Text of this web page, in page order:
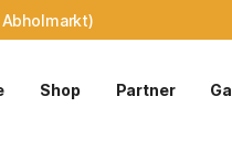
Shop Partner